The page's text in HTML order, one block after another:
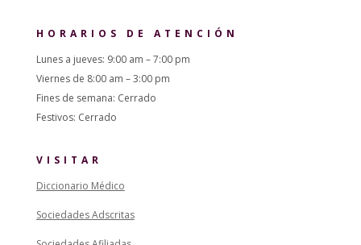
HORARIOS DE ATENCIÓN
Lunes a jueves: 9:00 am – 7:00 pm
Viernes de 8:00 am – 3:00 pm
Fines de semana: Cerrado
Festivos: Cerrado
VISITAR
Diccionario Médico
Sociedades Adscritas